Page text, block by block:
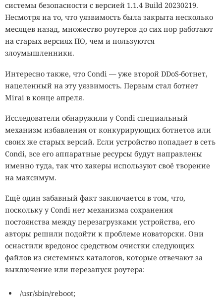
системы безопасности с версией 1.1.4 Build 20230219.
Несмотря на то, что уязвимость была закрыта несколько
месяцев назад, множество роутеров до сих пор работают
на старых версиях ПО, чем и пользуются
злоумышленники.
Интересно также, что Condi — уже второй DDoS-ботнет,
нацеленный на эту уязвимость. Первым стал ботнет
Mirai в конце апреля.
Исследователи обнаружили у Condi специальный
механизм избавления от конкурирующих ботнетов или
своих же старых версий. Если устройство попадает в сеть
Condi, все его аппаратные ресурсы будут направлены
именно туда, так что хакеры используют своё творение
на максимум.
Ещё один забавный факт заключается в том, что,
поскольку у Condi нет механизма сохранения
постоянства между перезагрузками устройства, его
авторы решили подойти к проблеме новаторски. Они
оснастили вредонос средством очистки следующих
файлов из системных каталогов, которые отвечают за
выключение или перезапуск роутера:
/usr/sbin/reboot;